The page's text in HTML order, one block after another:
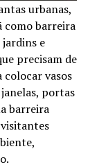
urbanas,
como barreira
e
precisam de
vasos
portas
barreira